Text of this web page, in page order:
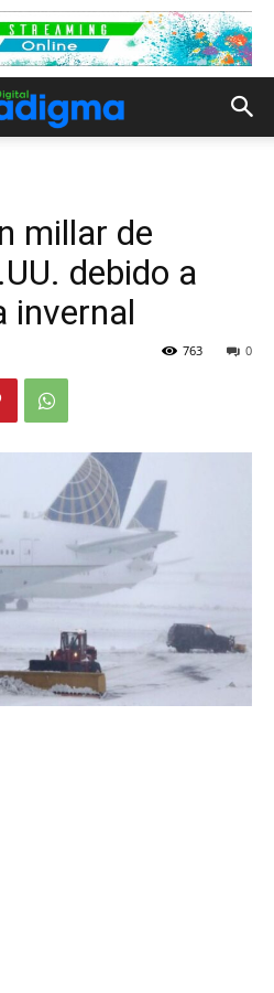
millar de
debido a
invernal
0
763